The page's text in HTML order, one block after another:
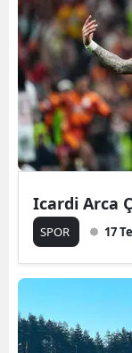
Icardi Arca
SPOR 17